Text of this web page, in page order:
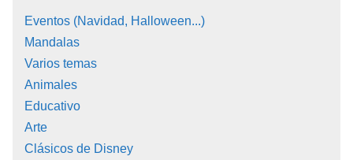
Eventos (Navidad, Halloween...)
Mandalas
Varios temas
Animales
Educativo
Arte
Clásicos de Disney